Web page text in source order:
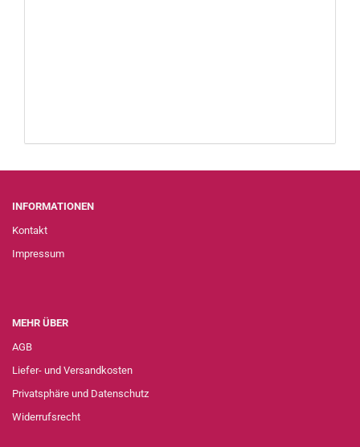
INFORMATIONEN
Kontakt
Impressum
MEHR ÜBER
AGB
Liefer- und Versandkosten
Privatsphäre und Datenschutz
Widerrufsrecht